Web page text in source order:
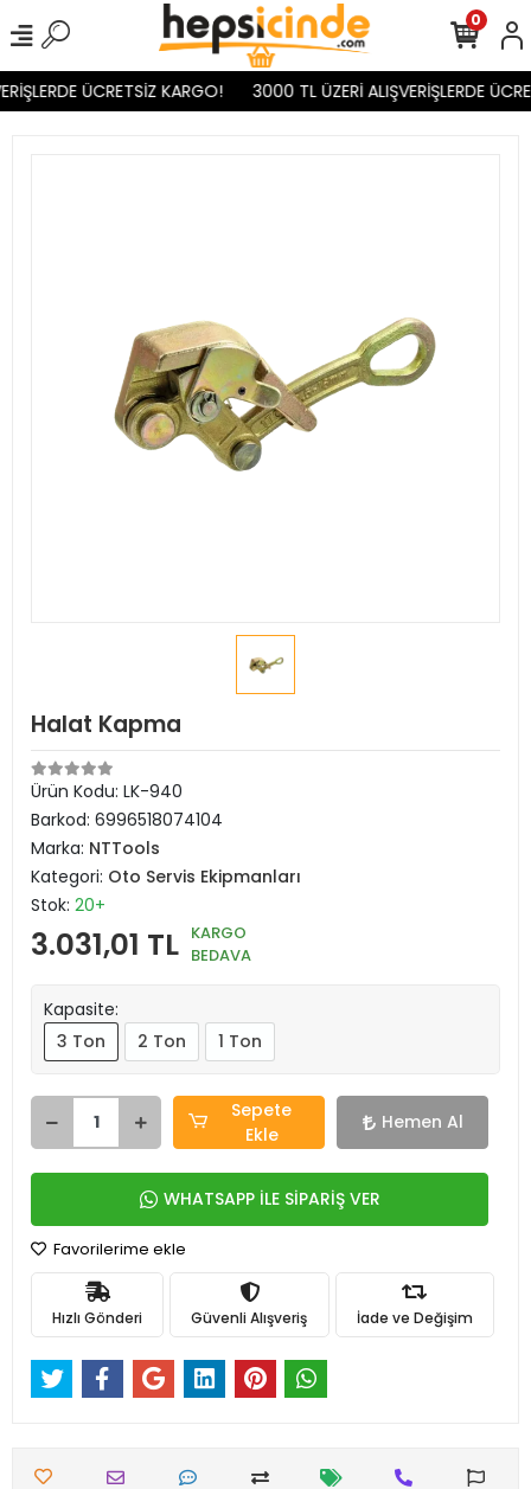
ÜCRETSİZ KARGO! 3000 TL ÜZERİ ALIŞVERİŞLERDE
0
Halat Kapma
Ürün Kodu: LK-940
Barkod: 6996518074104
Marka: NTTools
Kategori: Oto Servis Ekipmanları
Stok: 20+
3.031,01 TL KARGO
BEDAVA
Kapasite:
3 Ton
2 Ton 1 Ton
Sepete
Ekle
Hemen Al
WHATSAPP İLE SİPARİŞ VER
Favorilerime ekle
Hızlı Gönderi Güvenli Alışveriş İade ve Değişim